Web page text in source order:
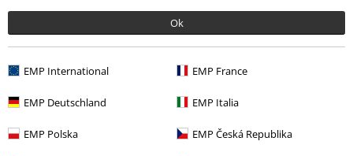
Ok
EMP International EMP France
EMP Deutschland EMP Italia
EMP Polska EMP Česká Republika
T Shirts & Tops
E-Mail Newsletter
Profitez d'une remise de 15 % en vous
abonnant maintenant !
Plus d'informations